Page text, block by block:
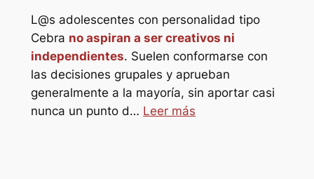
L@s adolescentes con personalidad tipo
Cebra no aspiran a ser creativos ni
independientes. Suelen conformarse con
las decisiones grupales y aprueban
generalmente a la mayoría, sin aportar casi
nunca un punto d… Leer más